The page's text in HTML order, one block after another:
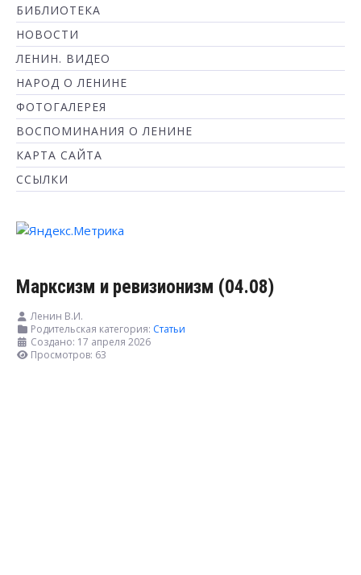
БИБЛИОТЕКА
НОВОСТИ
ЛЕНИН. ВИДЕО
НАРОД О ЛЕНИНЕ
ФОТОГАЛЕРЕЯ
ВОСПОМИНАНИЯ О ЛЕНИНЕ
КАРТА САЙТА
ССЫЛКИ
Марксизм и ревизионизм (04.08)
Ленин В.И.
Родительская категория: Статьи
Создано: 17 апреля 2026
Просмотров: 63